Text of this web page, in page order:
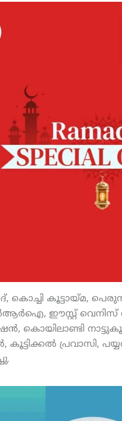
കൊച്ചി കൂട്ടായ്മ,
ഈസ്റ്റ്
കൊയിലാണ്ടി
പ്രവാസി,